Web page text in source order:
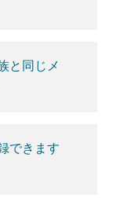
と同じメ
できます